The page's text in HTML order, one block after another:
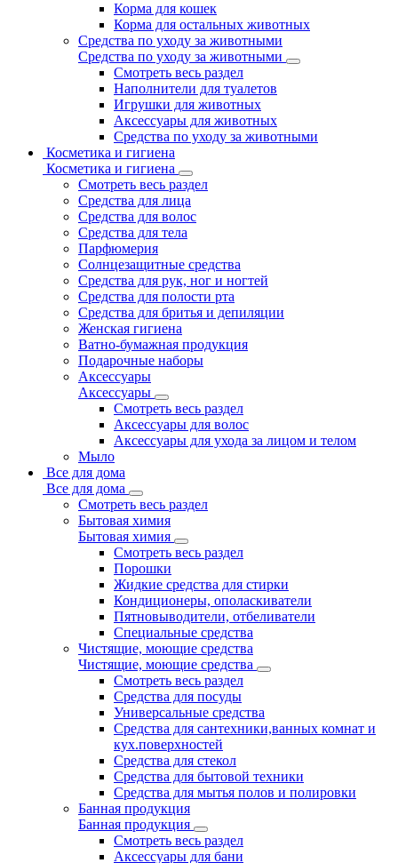
Корма для кошек
Корма для остальных животных
Средства по уходу за животными
Средства по уходу за животными
Смотреть весь раздел
Наполнители для туалетов
Игрушки для животных
Аксессуары для животных
Средства по уходу за животными
Косметика и гигиена
Косметика и гигиена
Смотреть весь раздел
Средства для лица
Средства для волос
Средства для тела
Парфюмерия
Солнцезащитные средства
Средства для рук, ног и ногтей
Средства для полости рта
Средства для бритья и депиляции
Женская гигиена
Ватно-бумажная продукция
Подарочные наборы
Аксессуары
Аксессуары
Смотреть весь раздел
Аксессуары для волос
Аксессуары для ухода за лицом и телом
Мыло
Все для дома
Все для дома
Смотреть весь раздел
Бытовая химия
Бытовая химия
Смотреть весь раздел
Порошки
Жидкие средства для стирки
Кондиционеры, ополаскиватели
Пятновыводители, отбеливатели
Специальные средства
Чистящие, моющие средства
Чистящие, моющие средства
Смотреть весь раздел
Средства для посуды
Универсальные средства
Средства для сантехники,ванных комнат и
кух.поверхностей
Средства для стекол
Средства для бытовой техники
Средства для мытья полов и полировки
Банная продукция
Банная продукция
Смотреть весь раздел
Аксессуары для бани